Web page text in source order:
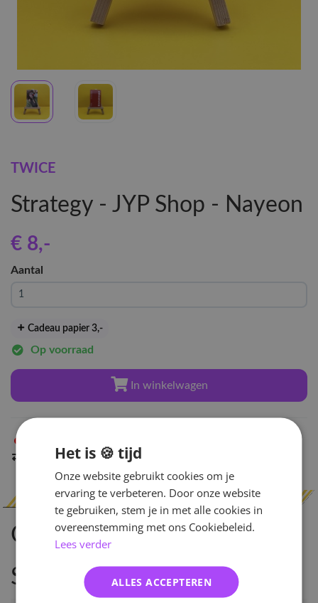
TWICE
Strategy - JYP Shop - Nayeon
€ 8,-
Aantal
Cadeau papier 3,-
Op voorraad
In winkelwagen
Indien op voorraadbinnen 2 werkdagen
Omschrijving
Specificaties
Het is 🍪 tijd
Onze website gebruikt cookies om je
ervaring te verbeteren. Door onze website
te gebruiken, stem je in met alle cookies in
overeenstemming met ons Cookiebeleid.
Lees verder
ALLES ACCEPTEREN